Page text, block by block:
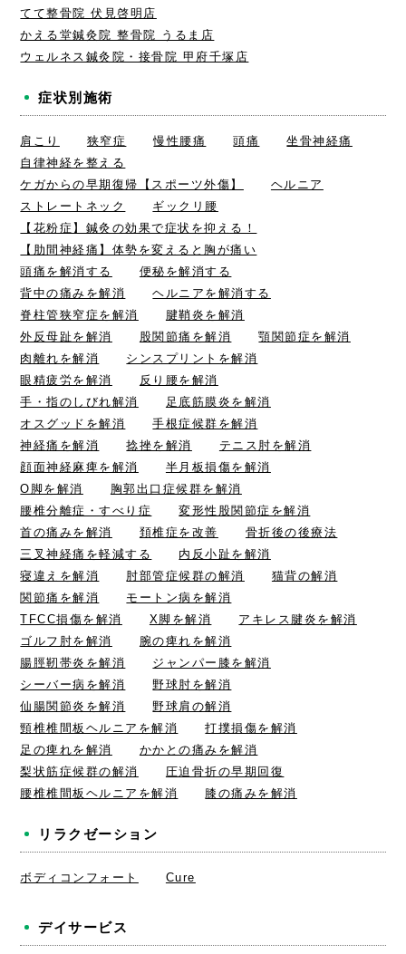
てて整骨院 伏見啓明店
かえる堂鍼灸院 整骨院 うるま店
ウェルネス鍼灸院・接骨院 甲府千塚店
症状別施術
肩こり 狭窄症 慢性腰痛 頭痛
坐骨神経痛
自律神経を整える
ケガからの早期復帰【スポーツ外傷】
ヘルニア
ストレートネック
ギックリ腰
【花粉症】鍼灸の効果で症状を抑える！
【肋間神経痛】体勢を変えると胸が痛い
頭痛を解消する
便秘を解消する
背中の痛みを解消
ヘルニアを解消する
脊柱管狭窄症を解消
腱鞘炎を解消
外反母趾を解消
股関節痛を解消
顎関節症を解消
肉離れを解消
シンスプリントを解消
眼精疲労を解消
反り腰を解消
手・指のしびれ解消
足底筋膜炎を解消
オスグッドを解消
手根症候群を解消
神経痛を解消
捻挫を解消
テニス肘を解消
顔面神経麻痺を解消
半月板損傷を解消
O脚を解消
胸郭出口症候群を解消
腰椎分離症・すべり症
変形性股関節症を解消
首の痛みを解消
頚椎症を改善
骨折後の後療法
三叉神経痛を軽減する
内反小趾を解消
寝違えを解消
肘部管症候群の解消
猫背の解消
関節痛を解消
モートン病を解消
TFCC損傷を解消
X脚を解消
アキレス腱炎を解消
ゴルフ肘を解消
腕の痺れを解消
腸脛靭帯炎を解消
ジャンパー膝を解消
シーバー病を解消
野球肘を解消
仙腸関節炎を解消
野球肩の解消
頸椎椎間板ヘルニアを解消
打撲損傷を解消
足の痺れを解消
かかとの痛みを解消
梨状筋症候群の解消
圧迫骨折の早期回復
腰椎椎間板ヘルニアを解消
膝の痛みを解消
リラクゼーション
ボディコンフォート Cure
デイサービス